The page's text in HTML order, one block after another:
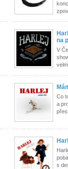
na
V
Co
a
s